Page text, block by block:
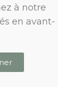
à notre
en avant-